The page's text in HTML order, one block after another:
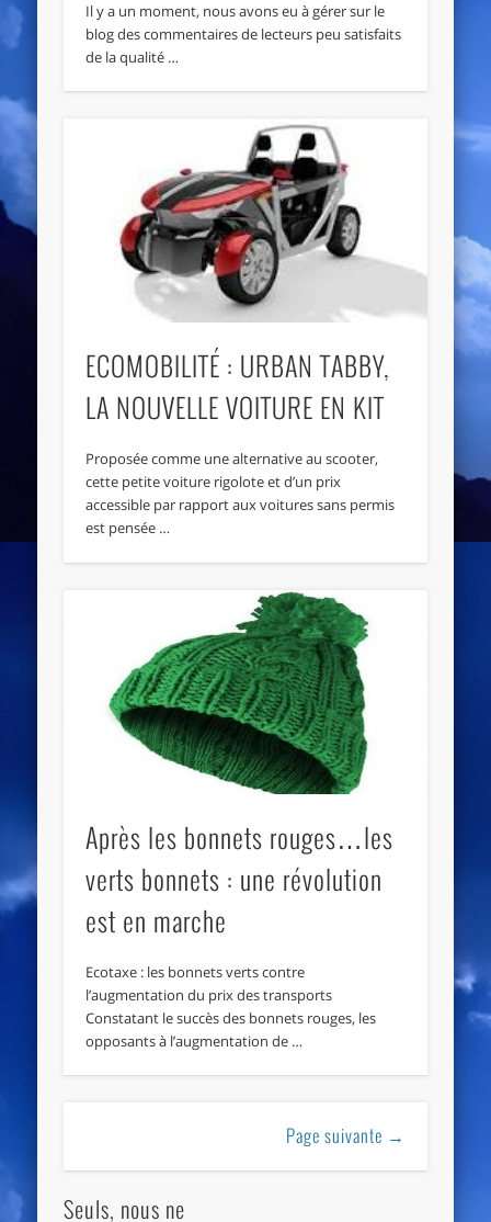
Il y a un moment, nous avons eu à gérer sur le
blog des commentaires de lecteurs peu satisfaits
de la qualité …
ECOMOBILITÉ : URBAN TABBY,
LA NOUVELLE VOITURE EN KIT
Proposée comme une alternative au scooter,
cette petite voiture rigolote et d’un prix
accessible par rapport aux voitures sans permis
est pensée …
Après les bonnets rouges…les
verts bonnets : une révolution
est en marche
Ecotaxe : les bonnets verts contre
l’augmentation du prix des transports
Constatant le succès des bonnets rouges, les
opposants à l’augmentation de …
Page suivante →
Seuls, nous ne